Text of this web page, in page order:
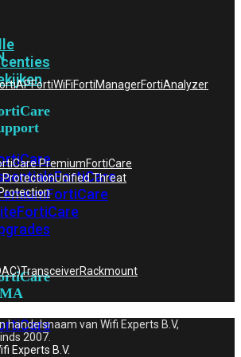
FortiCare
FortiCare
FortiCare
FortiWiFiFortiManagerFortiAnalyzer
PremiumFortiCare
Unified Threat
TransceiverRackmount
handelsnaam van Wifi Experts B.V,
2007.
Experts B.V.